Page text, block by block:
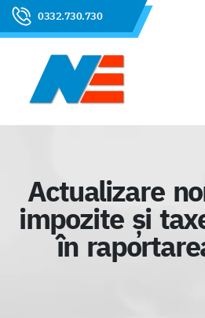
0332.730.730
Actualizare
impozite și
în